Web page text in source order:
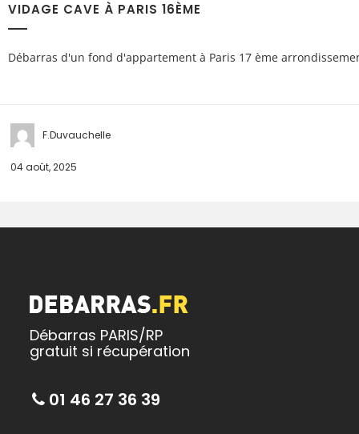
VIDAGE CAVE À PARIS 16ÈME
Débarras d'un fond d'appartement à Paris 17 ème
F.Duvauchelle
04 août, 2025
Débarras PARIS/RP
gratuit si récupération
01 46 27 36 39